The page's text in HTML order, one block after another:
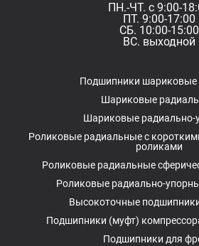
ПН.-ЧТ. с 9:00-
ПТ. 9:00-17:00
СБ. 10:00-15:00
ВС. выходной
Подшипники шариковые
Шариковые
Шариковые радиально-
Роликовые радиальные с
роликами
Роликовые радиальные
Роликовые радиально-
Высокоточные
Подшипники (муфт)
Подшипники для